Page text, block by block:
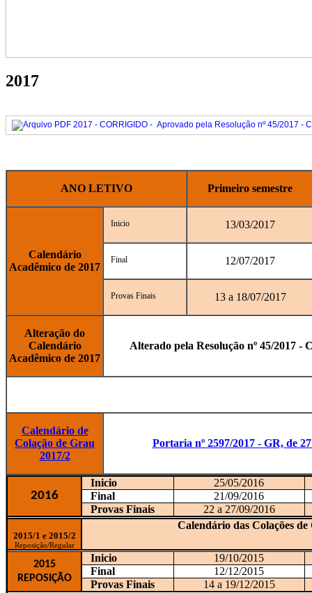
2017
2017 - CORRIGIDO - Aprovado pela Resolução nº 45/2017 -
ANO LETIVO Primeiro semestre
Calendário
Acadêmico de 2017
Inicio 13/03/2017
Final 12/07/2017
Provas Finais 13 a 18/07/2017
Alteração do
Calendário
Acadêmico de 2017
Alterado pela Resolução nº 45/2017 -
Calendário de
Colação de Grau
2017/2
Portaria nº 2597/2017 - GR, de
2016
Inicio
25/05/2016
Final
21/09/2016
Provas Finais
22 a 27/09/2016
2015/1 e 2015/2
Reposição/Regular
Calendário das Colações de
2015
REPOSI ÇÃO
Inicio
19/10/2015
Final
12/12/2015
Provas Finais
14 a 19/12/2015